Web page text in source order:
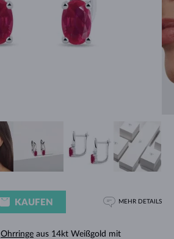
Ohrringeaus 14kt Weißgold mit
KAUFEN MEHR DETAILS